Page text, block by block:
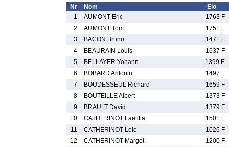
Nr Nom
Elo
1
AUMONT Eric
1763 F
2
AUMONT Tom
1751 F
3
BACON Bruno
1471 F
4
BEAURAIN Louis
1637 F
5
BELLAYER Yohann
1399 E
6
BOBARD Antonin
1497 F
7
BOUDESSEUL Richard
1659 F
8
BOUTEILLE Albert
1373 F
9
BRAULT David
1379 F
10
CATHERINOT Laetitia
1501 F
11
CATHERINOT Loic
1026 F
12
CATHERINOT Margot
1200 F